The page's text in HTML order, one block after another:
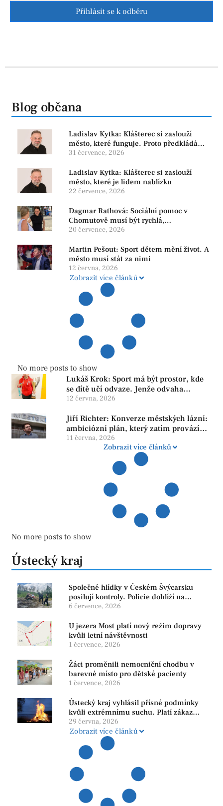
Přihlásit se k odběru
Blog občana
Ladislav Kytka: Klášterec si zaslouží
město, které funguje. Proto předkládáme
program, který řeší skutečné problémy
31 července, 2026
Ladislav Kytka: Klášterec si zaslouží
město, které je lidem nablízku
22 července, 2026
Dagmar Rathová: Sociální pomoc v
Chomutově musí být rychlá,
srozumitelná a férová. Ne udržovat lidi v
20 července, 2026
Martin Pešout: Sport dětem mění život. A
město musí stát za nimi
12 června, 2026
Zobrazit více článků
No more posts to show
Lukáš Krok: Sport má být prostor, kde
se dítě učí odvaze. Jenže odvaha
neroste tam, kde se bojí udělat chybu.
12 června, 2026
Jiří Richter: Konverze městských lázní:
ambiciózní plán, který zatím provází
více otazníků než jistot
11 června, 2026
Zobrazit více článků
No more posts to show
Ústecký kraj
Společné hlídky v Českém Švýcarsku
posilují kontroly. Policie dohlíží na
bezpečnost i ochranu přírody
6 července, 2026
U jezera Most platí nový režim dopravy
kvůli letní návštěvnosti
1 července, 2026
Žáci proměnili nemocniční chodbu v
barevné místo pro dětské pacienty
1 července, 2026
Ústecký kraj vyhlásil přísné podmínky
kvůli extrémnímu suchu. Platí zákaz
ohňů i pyrotechniky
29 června, 2026
Zobrazit více článků